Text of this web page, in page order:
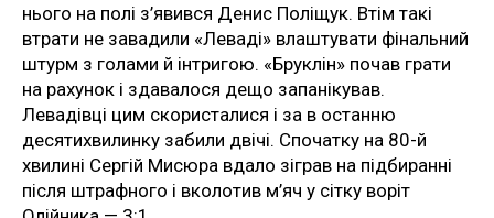
нього на полі з’явився Денис Поліщук. Втім такі
втрати не завадили «Леваді» влаштувати фінальний
штурм з голами й інтригою. «Бруклін» почав грати
на рахунок і здавалося дещо запанікував.
Левадівці цим скористалися і за в останню
десятихвилинку забили двічі. Спочатку на 80-й
хвилині Сергій Мисюра вдало зіграв на підбиранні
після штрафного і вколотив м’яч у сітку воріт